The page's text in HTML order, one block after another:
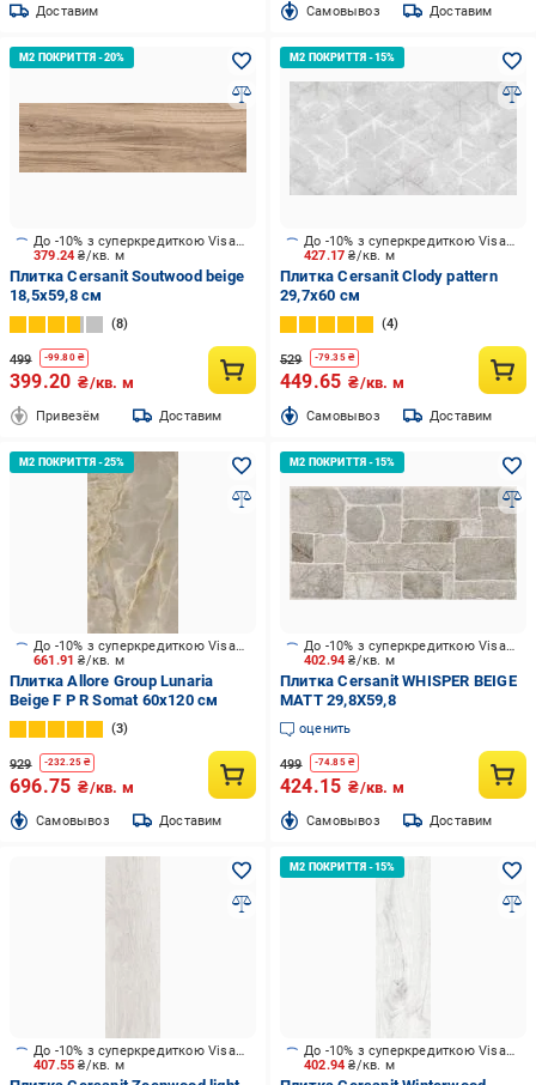
Доставим Cамовывоз Доставим
379.24₴/кв. м
До -10% з суперкредиткою Visa Вигода
Плитка Cersanit Soutwood beige
18,5x59,8 см
8
499 -99.80₴
399.20 ₴/кв. м
Привезём Доставим
427.17₴/кв. м
До -10% з суперкредиткою Visa Вигода
Плитка Cersanit Clody pattern
29,7x60 см
4
529 -79.35₴
449.65 ₴/кв. м
Cамовывоз Доставим
661.91₴/кв. м
До -10% з суперкредиткою Visa Вигода
Плитка Allore Group Lunaria
Beige F P R Somat 60х120 см
3
929 -232.25 ₴
696.75 ₴/кв. м
Cамовывоз Доставим
402.94₴/кв. м
До -10% з суперкредиткою Visa Вигода
Плитка Cersanit WHISPER BEIGE
MATT 29,8X59,8
оценить
499 -74.85₴
424.15 ₴/кв. м
Cамовывоз Доставим
407.55₴/кв. м
До -10% з суперкредиткою Visa Вигода
402.94₴/кв. м
До -10% з суперкредиткою Visa Вигода